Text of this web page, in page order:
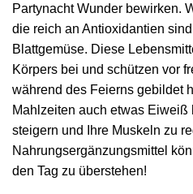
Partynacht Wunder bewirken.
die reich an Antioxidantien
Blattgemüse. Diese
Körpers bei und schützen vor
während des Feierns gebildet
Mahlzeiten auch etwas Eiweiß
steigern und Ihre Muskeln zu
Nahrungsergänzungsmittel
den Tag zu überstehen!